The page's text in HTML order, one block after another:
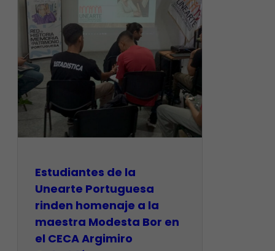
Estudiantes de la
Unearte Portuguesa
rinden homenaje a la
maestra Modesta Bor en
el CECA Argimiro